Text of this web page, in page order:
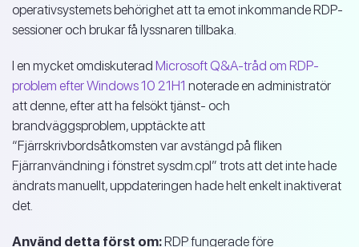
operativsystemets behörighet att ta emot inkommande RDP-
sessioner och brukar få lyssnaren tillbaka.
I en mycket omdiskuterad Microsoft Q&A-tråd om RDP-
problem efter Windows 10 21H1 noterade en administratör
att denne, efter att ha felsökt tjänst- och
brandväggsproblem, upptäckte att
“Fjärrskrivbordsåtkomsten var avstängd på fliken
Fjärranvändning i fönstret sysdm.cpl” trots att det inte hade
ändrats manuellt, uppdateringen hade helt enkelt inaktiverat
det.
Använd detta först om:RDP fungerade före